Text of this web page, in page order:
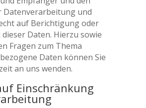
Datenverarbeitung und
auf Berichtigung oder
Daten. Hierzu sowie
Fragen zum Thema
Daten können Sie
an uns wenden.
Einschränkung